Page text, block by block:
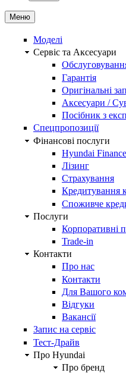
Меню
Моделі
Сервіс та Аксесуари
Гарантія
Оригінальні
Аксесуари /
Посібник з
Спецпропозиції
Фінансові послуги
Hyundai Finance
Лізинг
Страхування
Кредитування
Споживче
Послуги
Корпоративні
Trade-in
Контакти
Про нас
Контакти
Для Вашого
Відгуки
Вакансії
Запис на сервіс
Тест-Драйв
Про Hyundai
Про бренд